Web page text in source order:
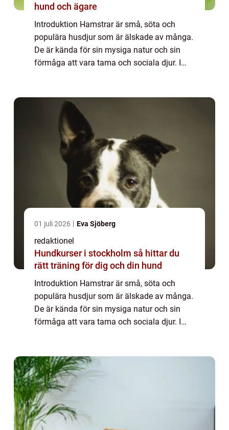
hund och ägare
Introduktion Hamstrar är små, söta och
populära husdjur som är älskade av många.
De är kända för sin mysiga natur och sin
förmåga att vara tama och sociala djur. I
01 juli 2026 Eva Sjöberg
redaktionel
Hundkurser i stockholm så hittar du
rätt träning för dig och din hund
Introduktion Hamstrar är små, söta och
populära husdjur som är älskade av många.
De är kända för sin mysiga natur och sin
förmåga att vara tama och sociala djur. I